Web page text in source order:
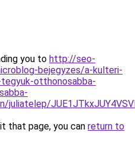
you to http://seo-
bejegyzes/a-kulteri-
otthonosabba-
that page, you can return to